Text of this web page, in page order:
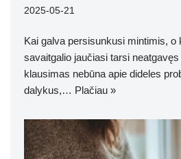
2025-05-21
Kai galva persisunkusi mintimis, o
savaitgalio jaučiasi tarsi
klausimas nebūna apie dideles
dalykus,… Plačiau »